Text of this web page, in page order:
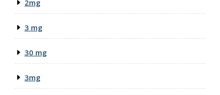
2mg
3 mg
30 mg
3mg